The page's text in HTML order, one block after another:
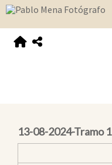
13-08-2024-Tramo 1